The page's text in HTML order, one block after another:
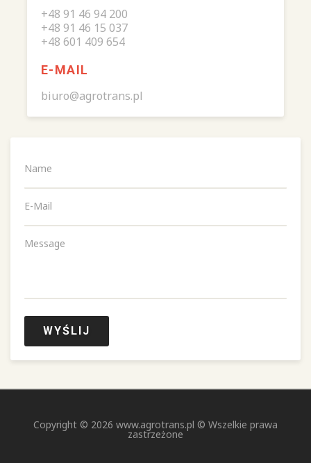
+48 91 46 94 200
+48 91 46 15 037
+48 601 409 654
E-MAIL
biuro@agrotrans.pl
Name
E-Mail
Message
WYŚLIJ
Copyright © 2026 www.agrotrans.pl © Wszelkie prawa
zastrzeżone